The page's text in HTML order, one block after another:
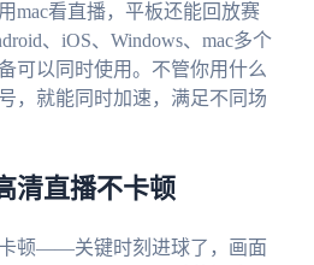
mac看直播，平板还能回放赛
、iOS、Windows、mac多个
可以同时使用。不管你用什么
，就能同时加速，满足不同场
清直播不卡顿
顿——关键时刻进球了，画面